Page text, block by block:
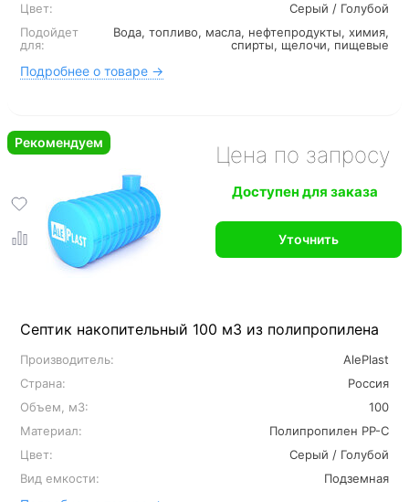
Цвет:
Серый / Голубой
Подойдет
для:
Вода, топливо, масла, нефтепродукты, химия,
спирты, щелочи, пищевые
Подробнее о товаре →
Септик накопительный 100 м3 из полипропилена
Производитель:
AlePlast
Страна:
Россия
Объем, м3:
100
Материал:
Полипропилен PP-C
Цвет:
Серый / Голубой
Вид емкости:
Подземная
Цена по запросу
Рекомендуем
Доступен для заказа
Уточнить